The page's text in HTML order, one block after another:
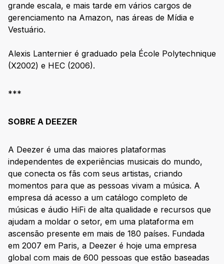
grande escala, e mais tarde em vários cargos de
gerenciamento na Amazon, nas áreas de Mídia e
Vestuário.
Alexis Lanternier é graduado pela École Polytechnique
(X2002) e HEC (2006).
***
SOBRE A DEEZER
A Deezer é uma das maiores plataformas
independentes de experiências musicais do mundo,
que conecta os fãs com seus artistas, criando
momentos para que as pessoas vivam a música. A
empresa dá acesso a um catálogo completo de
músicas e áudio HiFi de alta qualidade e recursos que
ajudam a moldar o setor, em uma plataforma em
ascensão presente em mais de 180 países. Fundada
em 2007 em Paris, a Deezer é hoje uma empresa
global com mais de 600 pessoas que estão baseadas